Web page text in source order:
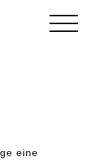
eine